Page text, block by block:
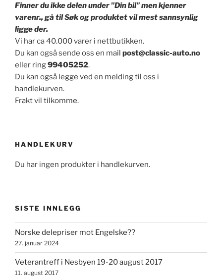
Finner du ikke delen under "Din bil" men kjenner
varenr., gå til Søk og produktet vil mest sannsynlig
ligge der.
Vi har ca 40.000 varer i nettbutikken.
Du kan også sende oss en mail post@classic-auto.no
eller ring99405252.
Du kan også legge ved en melding til oss i
handlekurven.
Frakt vil tilkomme.
HANDLEKURV
Du har ingen produkter i handlekurven.
SISTE INNLEGG
Norske delepriser mot Engelske??
27. januar 2024
Veterantreff i Nesbyen 19-20 august 2017
11. august 2017